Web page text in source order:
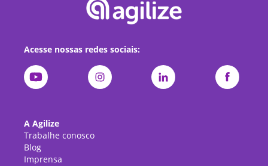
Acesse nossas redes sociais:
A Agilize
Trabalhe conosco
Blog
Imprensa